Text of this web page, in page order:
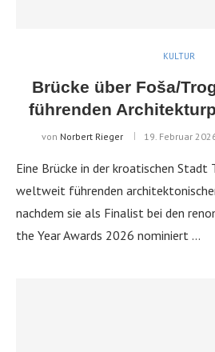
KULTUR
Brücke über Foša/
führenden
von Norbert Rieger 19. Februar
Eine Brücke in der kroatischen Stadt
weltweit führenden
nachdem sie als Finalist bei den
the Year Awards 2026 nominiert …